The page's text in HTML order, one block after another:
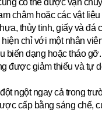
có thể được vận
châm hoặc các vật
thủy tinh, giấy và
chỉ với một nhân
biến dạng hoặc tháo gỡ.
được giảm thiểu và tự
ngột ngay cả trong
cấp bằng sáng chế,